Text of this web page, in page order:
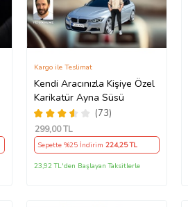
Kendi Aracınızla Kişiye Özel
Karikatür Ayna Süsü
(73)
Kargo ile Teslimat
299,00 TL
Sepette %25 İndirim224,25 TL
23,92 TL'den Başlayan Taksitlerle